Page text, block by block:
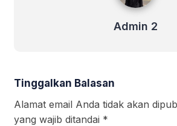
Admin 2
Tinggalkan Balasan
Alamat email Anda tidak akan
yang wajib ditandai *